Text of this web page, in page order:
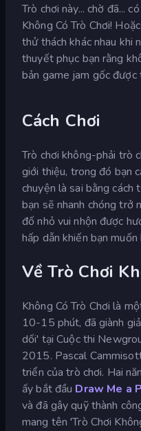
Trò chơi này... chờ đã...
Không Có Trò Chơi!
thử thách khác nhau khi
thuyết phục bạn rằng
bản game jam gốc
Cách Chơi
Trò chơi không-phải trò
giới thiệu, trong đó bạn
chuyện là sai bằng cách
bạn sẽ nhanh chóng trở
đố nhỏ vui nhộn được
hấp dẫn khiến bạn
Về Trò Chơi
Không Có Trò Chơi là
10-15 phút, đã giành
dối' tại Cuộc thi
2015. Pascal
triển của trò chơi. Hai
ấy bắt đầu Draw Me a
và đã gây quỹ thành
mang tên 'Trò Chơi